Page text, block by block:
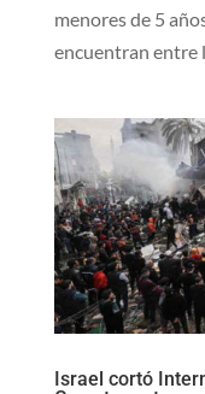
menores de 5
encuentran entre
Israel cortó